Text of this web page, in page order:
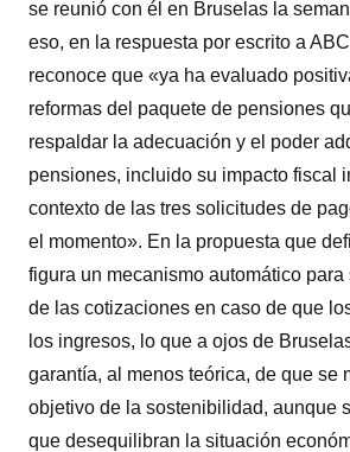
se reunió con él en Bruselas la
eso, en la respuesta por escrito a
reconoce que «ya ha evaluado
reformas del paquete de pensiones
respaldar la adecuación y el poder
pensiones, incluido su impacto fiscal
contexto de las tres solicitudes de
el momento». En la propuesta que
figura un mecanismo automático
de las cotizaciones en caso de que
los ingresos, lo que a ojos de
garantía, al menos teórica, de que se
objetivo de la sostenibilidad, aunque
que desequilibran la situación